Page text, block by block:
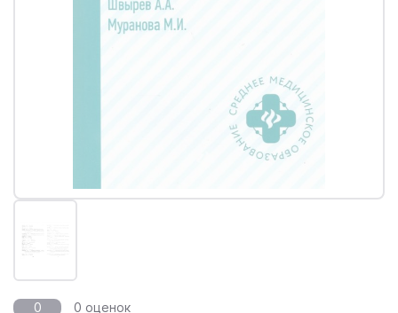
0 0 оценок